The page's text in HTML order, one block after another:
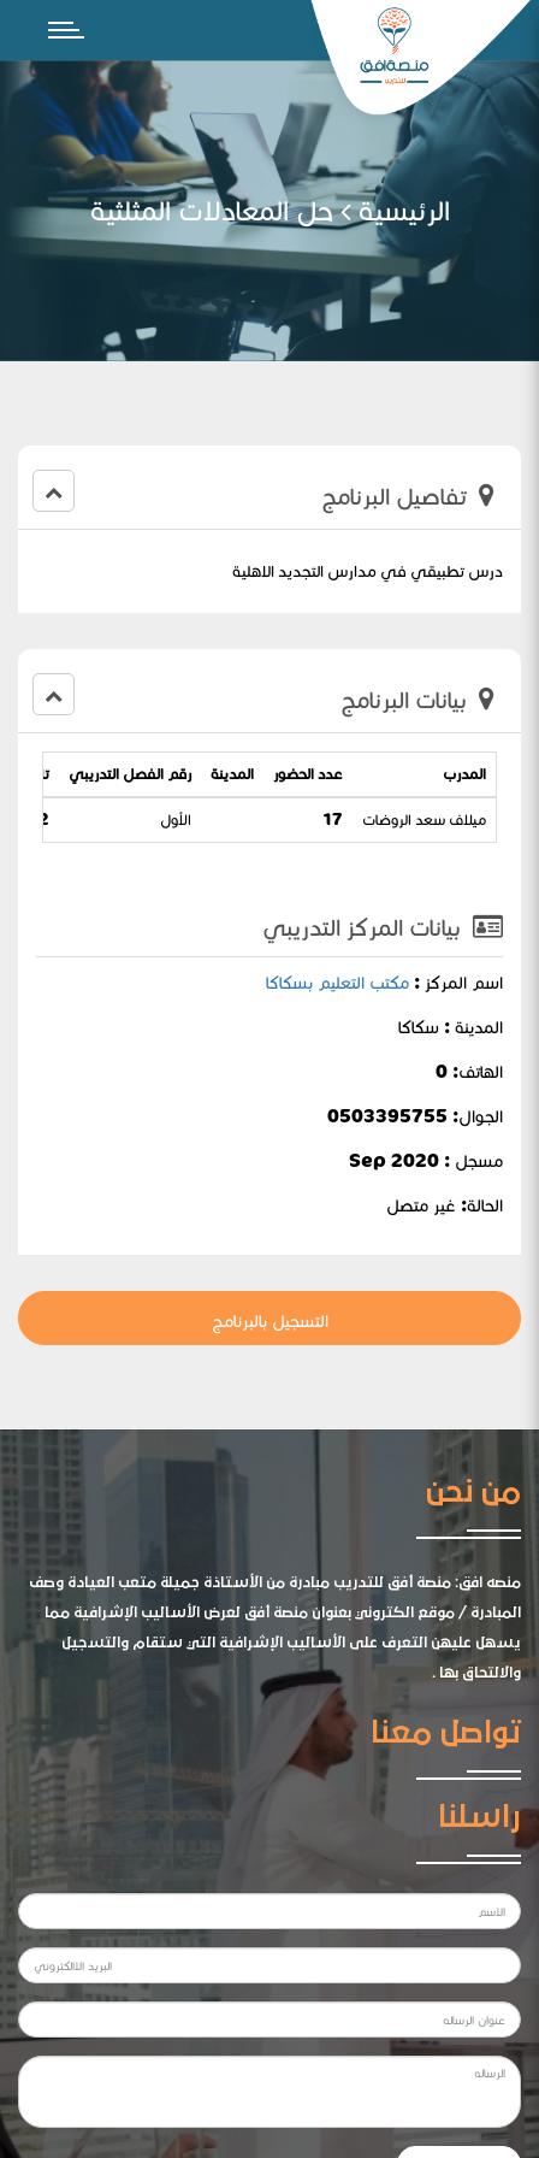
الرئيسية حل المعادلات المثلثية
تفاصيل البرنامج
درس تطبيقي في مدارس التجديد الاهلية
بيانات البرنامج
المدرب عدد الحضور المدينة رقم الفصل التدريبي تاريخ
ميلاف سعد الروضات 17 الأول 12-04-1444
بيانات المركز التدريبي
اسم المركز : مكتب التعليم بسكاكا
المدينة : سكاكا
الهاتف: 0
الجوال:
مسجل : Sep 2020
الحالة: غير متصل
التسجيل بالبرنامج
من نحن
منصه افق: منصة أفق للتدريب مبادرة من الأستاذة جميلة متعب العيادة وصف
المبادرة / موقع الكتروني بعنوان منصة أفق لعرض الأساليب الإشرافية مما
يسهل عليهن التعرف على الأساليب الإشرافية التي ستقام والتسجيل
والالتحاق بها .
تواصل معنا
راسلنا